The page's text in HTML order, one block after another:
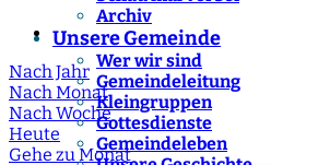
Archiv
Unsere Gemeinde
Wer wir sind
Gemeindeleitung
Kleingruppen
Gottesdienste
Gemeindeleben
Nach Jahr
Nach Monat
Nach Woche
Heute
Gehe zu Monat